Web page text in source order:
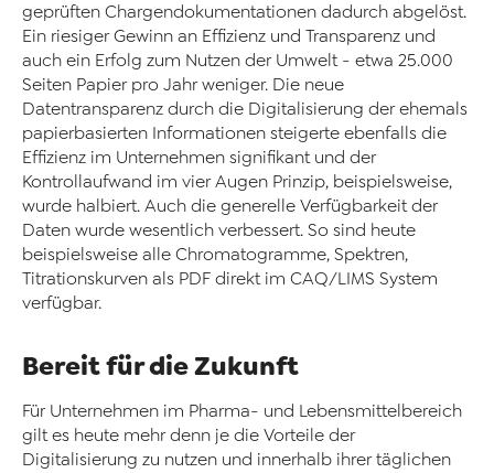
geprüften Chargendokumentationen dadurch abgelöst.
Ein riesiger Gewinn an Effizienz und Transparenz und
auch ein Erfolg zum Nutzen der Umwelt - etwa 25.000
Seiten Papier pro Jahr weniger. Die neue
Datentransparenz durch die Digitalisierung der ehemals
papierbasierten Informationen steigerte ebenfalls die
Effizienz im Unternehmen signifikant und der
Kontrollaufwand im vier Augen Prinzip, beispielsweise,
wurde halbiert. Auch die generelle Verfügbarkeit der
Daten wurde wesentlich verbessert. So sind heute
beispielsweise alle Chromatogramme, Spektren,
Titrationskurven als PDF direkt im CAQ/LIMS System
verfügbar.
Bereit für die Zukunft
Für Unternehmen im Pharma- und Lebensmittelbereich
gilt es heute mehr denn je die Vorteile der
Digitalisierung zu nutzen und innerhalb ihrer täglichen